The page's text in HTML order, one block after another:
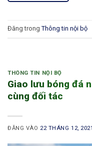
Đăng trong Thông tin nội bộ
THÔNG TIN NỘI BỘ
Giao lưu bóng đá
cùng đối tác
ĐĂNG VÀO 22 THÁNG 12, 2021